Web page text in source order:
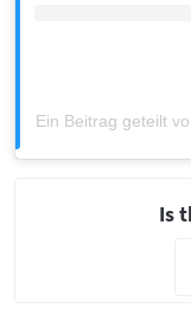
Ein Beitrag geteilt
Is